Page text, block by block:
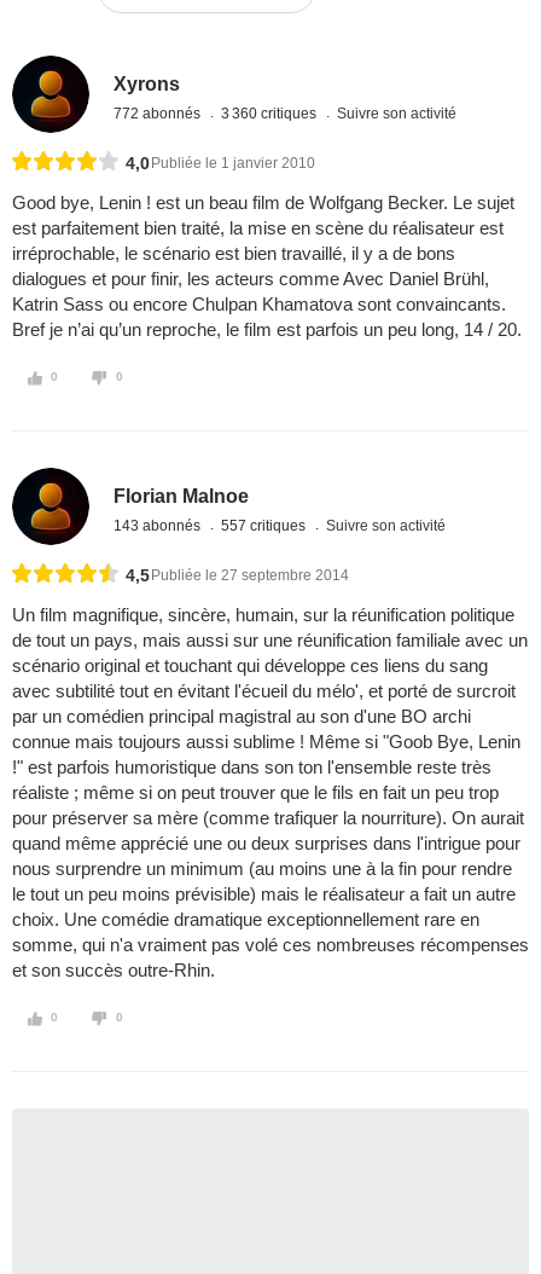
Xyrons
772 abonnés 3 360 critiques Suivre son activité
4,0 Publiée le 1 janvier 2010
Good bye, Lenin ! est un beau film de Wolfgang Becker. Le sujet
est parfaitement bien traité, la mise en scène du réalisateur est
irréprochable, le scénario est bien travaillé, il y a de bons
dialogues et pour finir, les acteurs comme Avec Daniel Brühl,
Katrin Sass ou encore Chulpan Khamatova sont convaincants.
Bref je n’ai qu’un reproche, le film est parfois un peu long, 14 / 20.
0 0
Florian Malnoe
143 abonnés 557 critiques Suivre son activité
4,5 Publiée le 27 septembre 2014
Un film magnifique, sincère, humain, sur la réunification politique
de tout un pays, mais aussi sur une réunification familiale avec un
scénario original et touchant qui développe ces liens du sang
avec subtilité tout en évitant l'écueil du mélo', et porté de surcroit
par un comédien principal magistral au son d'une BO archi
connue mais toujours aussi sublime ! Même si "Goob Bye, Lenin
!" est parfois humoristique dans son ton l'ensemble reste très
réaliste ; même si on peut trouver que le fils en fait un peu trop
pour préserver sa mère (comme trafiquer la nourriture). On aurait
quand même apprécié une ou deux surprises dans l'intrigue pour
nous surprendre un minimum (au moins une à la fin pour rendre
le tout un peu moins prévisible) mais le réalisateur a fait un autre
choix. Une comédie dramatique exceptionnellement rare en
somme, qui n'a vraiment pas volé ces nombreuses récompenses
et son succès outre-Rhin.
0 0